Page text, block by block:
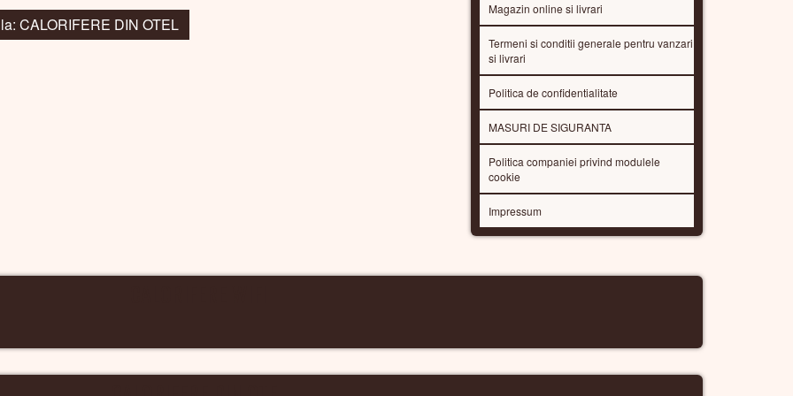
CALORIFERE DIN OTEL
Magazin online si livrari
Termeni si conditii generale pentru vanzari
si livrari
Politica de confidentialitate
MASURI DE SIGURANTA
Politica companiei privind modulele
cookie
Impressum